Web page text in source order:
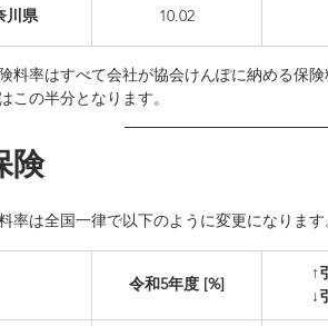
川県 10.02
料率はすべて会社が協会けんぽに納める保
この半分となります。
険
率は全国一律で以下のように変更になります
令和5年度 [%]
​↑
↓